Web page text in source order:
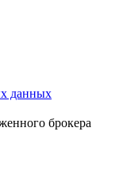
данных
брокера